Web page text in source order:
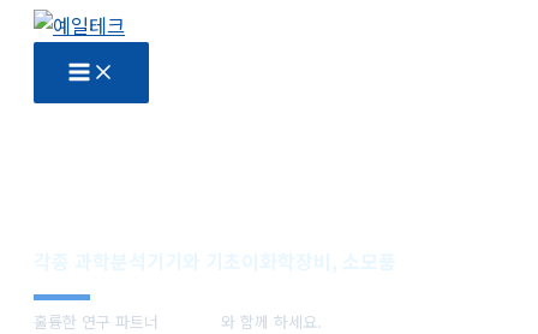
각종 과학분석기기와 기초이화학장비, 소모품
훌륭한 연구 파트너 와 함께 하세요.